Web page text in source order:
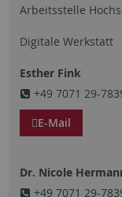
Arbeitsstelle
Digitale Werkstatt
Esther Fink
+49 7071 29-
E-Mail
Dr. Nicole
+49 7071 29-